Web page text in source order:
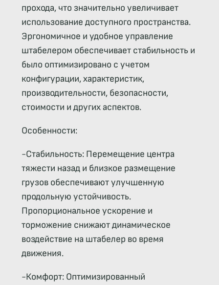
прохода, что значительно увеличивает
использование доступного пространства.
Эргономичное и удобное управление
штабелером обеспечивает стабильность и
было оптимизировано с учетом
конфигурации, характеристик,
производительности, безопасности,
стоимости и других аспектов.
Особенности:
-Стабильность: Перемещение центра
тяжести назад и близкое размещение
грузов обеспечивают улучшенную
продольную устойчивость.
Пропорциональное ускорение и
торможение снижают динамическое
воздействие на штабелер во время
движения.
-Комфорт: Оптимизированный